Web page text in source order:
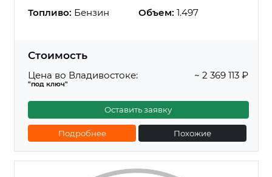
Топливо: Бензин Объем: 1.497
Стоимость
Цена во Владивостоке:
"под ключ"
~ 2 369 113 ₽
Оставить заявку
Подробнее Похожие